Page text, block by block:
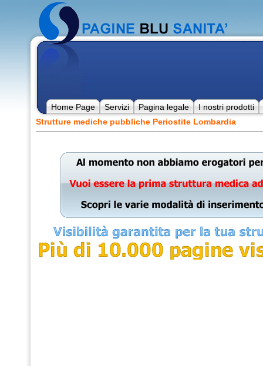
Home Page Servizi Pagina legale
I nostri prodotti
Strutture mediche pubbliche Periostite Lombardia